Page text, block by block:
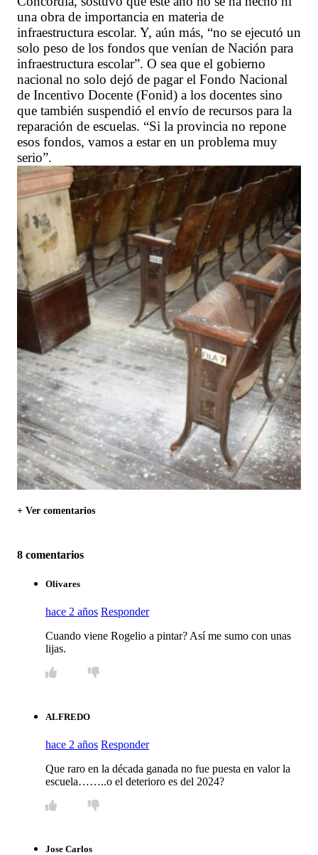
una obra de importancia en materia de
infraestructura escolar. Y, aún más, “no se ejecutó un
solo peso de los fondos que venían de Nación para
infraestructura escolar”. O sea que el gobierno
nacional no solo dejó de pagar el Fondo Nacional
de Incentivo Docente (Fonid) a los docentes sino
que también suspendió el envío de recursos para la
reparación de escuelas. “Si la provincia no repone
esos fondos, vamos a estar en un problema muy
serio”.
+ Ver comentarios
8 comentarios
Olivares
hace 2 años Responder
Cuando viene Rogelio a pintar? Así me sumo con unas
lijas.
ALFREDO
hace 2 años Responder
Que raro en la década ganada no fue puesta en valor la
escuela……..o el deterioro es del 2024?
Jose Carlos